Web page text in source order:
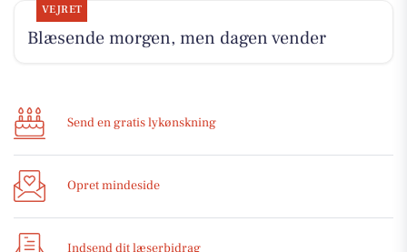
VEJRET
Blæsende morgen, men dagen vender
Send en gratis lykønskning
Opret mindeside
Indsend dit læserbidrag